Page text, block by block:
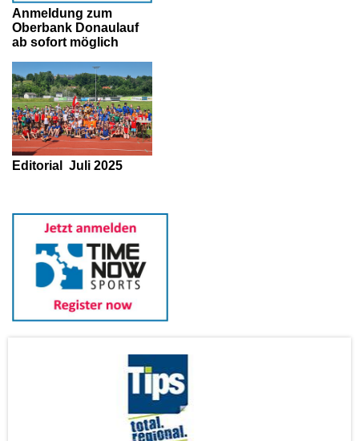
Anmeldung zum
Oberbank Donaulauf
ab sofort möglich
Editorial Juli 2025